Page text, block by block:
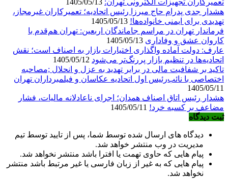
هشدار جدی پدرام حاج میرزا رئیس اتحادیه؛ تعمیرکاران غیرمجاز،
تهدیدی برای ایمنی خانواده‌ها!
فرماندار تهران در مراسم جاماندگان اربعین: تهران هم‌قدم با
کاروان عشق و وفاداری
عارف: دولت آماده واگذاری اختیارات بازار به اصناف است؛ نقش
اتحادیه‌ها در تنظیم بازار پررنگ‌تر می‌شود
تاکید بر شفافیت مالی در برابر تهدید به عزل و انحلال ;مصاحبه
اختصاصی با نائب‌رئیس اول اتحادیه عکاسان و فیلمبرداران تهران
1405/05/11
هشدار رئیس اتاق اصناف همدان؛ اجرای ناعادلانه مالیات، فشار
مضاعف بر کسبه خرد!
ثبت دیدگاه
دیدگاه های ارسال شده توسط شما، پس از تایید توسط تیم
مدیریت در وب منتشر خواهد شد.
پیام هایی که حاوی تهمت یا افترا باشد منتشر نخواهد شد.
پیام هایی که به غیر از زبان فارسی یا غیر مرتبط باشد منتشر
نخواهد شد.